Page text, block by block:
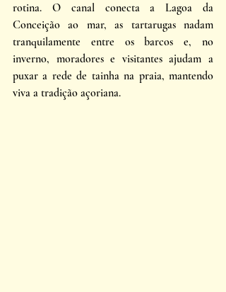
rotina. O canal conecta a Lagoa da
Conceição ao mar, as tartarugas nadam
tranquilamente entre os barcos e, no
inverno, moradores e visitantes ajudam a
puxar a rede de tainha na praia, mantendo
viva a tradição açoriana.